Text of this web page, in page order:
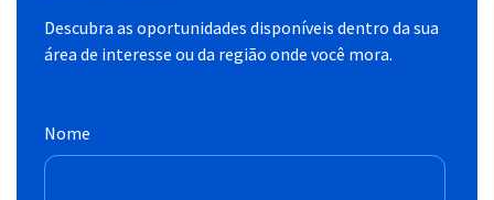
Descubra as oportunidades disponíveis dentro da sua
área de interesse ou da região onde você mora.
Nome